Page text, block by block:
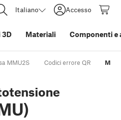
Italiano Accesso
Materiali Componenti e
MMU2S Codici errore QR